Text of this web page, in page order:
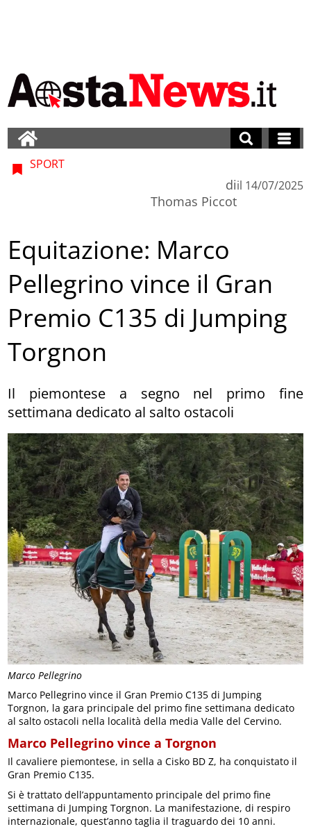
Marco Pellegrino
SPORT
di
Thomas Piccot
il 14/07/2025
Equitazione: Marco
Pellegrino vince il Gran
Premio C135 di Jumping
Torgnon
Il piemontese a segno nel primo fine
settimana dedicato al salto ostacoli
Marco Pellegrino vince il Gran Premio C135 di Jumping
Torgnon, la gara principale del primo fine settimana dedicato
al salto ostacoli nella località della media Valle del Cervino.
Marco Pellegrino vince a Torgnon
Il cavaliere piemontese, in sella a Cisko BD Z, ha conquistato il
Gran Premio C135.
Si è trattato dell’appuntamento principale del primo fine
settimana di Jumping Torgnon. La manifestazione, di respiro
internazionale, quest’anno taglia il traguardo dei 10 anni.